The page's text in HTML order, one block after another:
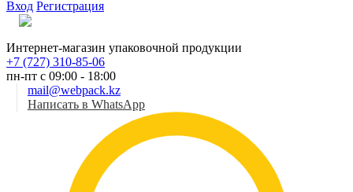
Вход Регистрация
Интернет-магазин упаковочной продукции
+7 (727) 310-85-06
пн-пт с 09:00 - 18:00
mail@webpack.kz
Написать в WhatsApp